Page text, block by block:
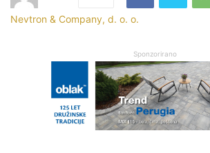
Nevtron & Company, d. o. o.
Sponzorirano